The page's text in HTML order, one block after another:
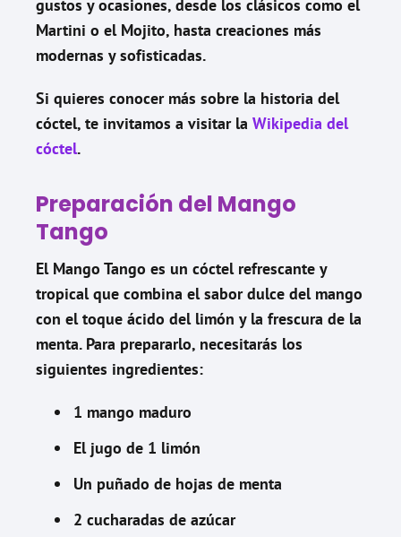
gustos y ocasiones, desde los clásicos como el
Martini o el Mojito, hasta creaciones más
modernas y sofisticadas.
Si quieres conocer más sobre la historia del
cóctel, te invitamos a visitar la Wikipedia del
cóctel.
Preparación del Mango
Tango
El Mango Tango es un cóctel refrescante y
tropical que combina el sabor dulce del mango
con el toque ácido del limón y la frescura de la
menta. Para prepararlo, necesitarás los
siguientes ingredientes:
1 mango maduro
El jugo de 1 limón
Un puñado de hojas de menta
2 cucharadas de azúcar